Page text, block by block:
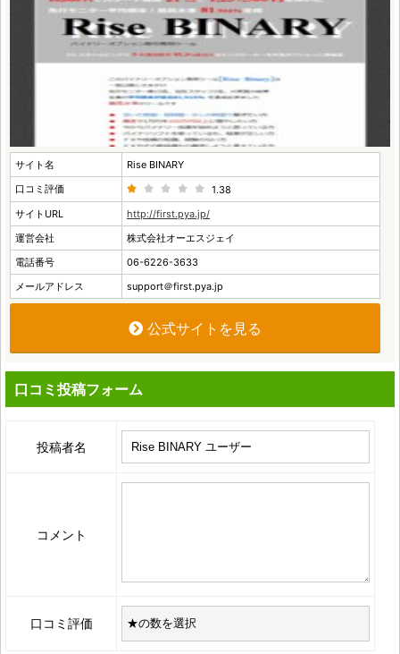
サイト名
Rise BINARY
口コミ評価
1.38
サイトURL
http://first.pya.jp/
運営会社
株式会社オーエスジェイ
電話番号
06-6226-3633
メールアドレス
support＠first.pya.jp
公式サイトを見る
口コミ投稿フォーム
投稿者名
コメント
口コミ評価